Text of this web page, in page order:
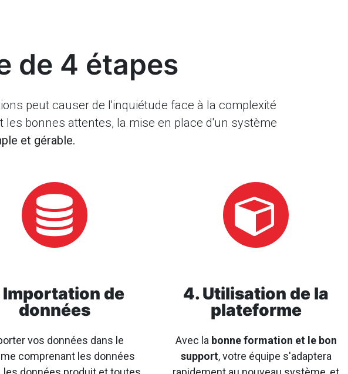
de 4 étapes
peut causer de l'inquiétude face à la complexité
bonnes attentes, la mise en place d'un système
et gérable.
Importation de
données
vos données dans le
comprenant les données
4. Utilisation de la
plateforme
Avec la bonne formation et le bon
support, votre équipe s'adaptera